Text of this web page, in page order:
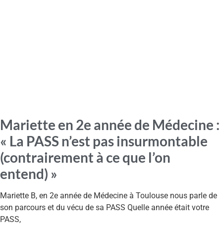
Mariette en 2e année de Médecine :
« La PASS n’est pas insurmontable
(contrairement à ce que l’on
entend) »
Mariette B, en 2e année de Médecine à Toulouse nous parle de
son parcours et du vécu de sa PASS Quelle année était votre
PASS,